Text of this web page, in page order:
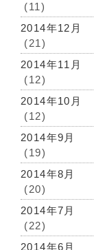
(11)
2014年12月
(21)
2014年11月
(12)
2014年10月
(12)
2014年9月
(19)
2014年8月
(20)
2014年7月
(22)
2014年6月